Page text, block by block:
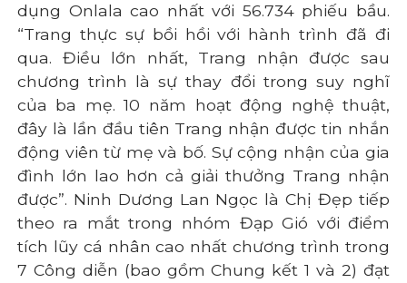
dụng Onlala cao nhất với 56.734 phiếu bầu.
“Trang thực sự bồi hồi với hành trình đã đi
qua. Điều lớn nhất, Trang nhận được sau
chương trình là sự thay đổi trong suy nghĩ
của ba mẹ. 10 năm hoạt động nghệ thuật,
đây là lần đầu tiên Trang nhận được tin nhắn
động viên từ mẹ và bố. Sự cộng nhận của gia
đình lớn lao hơn cả giải thưởng Trang nhận
được”. Ninh Dương Lan Ngọc là Chị Đẹp tiếp
theo ra mắt trong nhóm Đạp Gió với điểm
tích lũy cá nhân cao nhất chương trình trong
7 Công diễn (bao gồm Chung kết 1 và 2) đạt